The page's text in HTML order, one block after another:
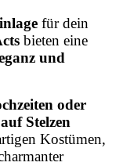
für dein
bieten eine
und
oder
Stelzen
Kostümen,